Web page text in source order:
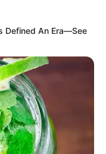
Defined An Era—See